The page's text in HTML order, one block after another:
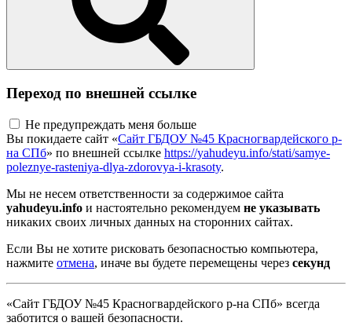
Переход по внешней ссылке
Не предупреждать меня больше
Вы покидаете сайт «Сайт ГБДОУ №45 Красногвардейского р-
на СПб» по внешней ссылке https://yahudeyu.info/stati/samye-
poleznye-rasteniya-dlya-zdorovya-i-krasoty.
Мы не несем ответственности за содержимое сайта
yahudeyu.info и настоятельно рекомендуем не указывать
никаких своих личных данных на сторонних сайтах.
Если Вы не хотите рисковать безопасностью компьютера,
нажмите отмена, иначе вы будете перемещены через секунд
«Сайт ГБДОУ №45 Красногвардейского р-на СПб» всегда
заботится о вашей безопасности.